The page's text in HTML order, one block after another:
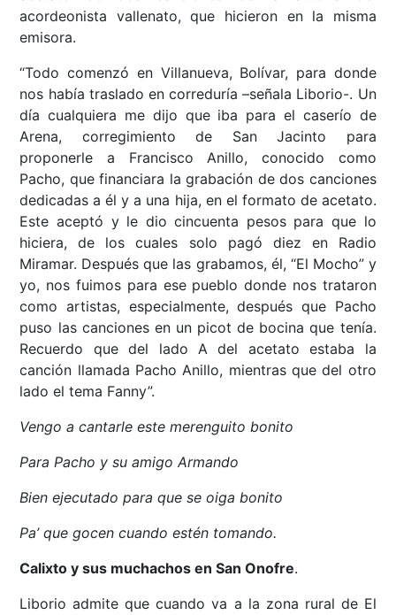
acordeonista vallenato, que hicieron en la misma
emisora.
“Todo comenzó en Villanueva, Bolívar, para donde
nos había traslado en correduría –señala Liborio-. Un
día cualquiera me dijo que iba para el caserío de
Arena, corregimiento de San Jacinto para
proponerle a Francisco Anillo, conocido como
Pacho, que financiara la grabación de dos canciones
dedicadas a él y a una hija, en el formato de acetato.
Este aceptó y le dio cincuenta pesos para que lo
hiciera, de los cuales solo pagó diez en Radio
Miramar. Después que las grabamos, él, “El Mocho” y
yo, nos fuimos para ese pueblo donde nos trataron
como artistas, especialmente, después que Pacho
puso las canciones en un picot de bocina que tenía.
Recuerdo que del lado A del acetato estaba la
canción llamada Pacho Anillo, mientras que del otro
lado el tema Fanny”.
Vengo a cantarle este merenguito bonito
Para Pacho y su amigo Armando
Bien ejecutado para que se oiga bonito
Pa’ que gocen cuando estén tomando.
Calixto y sus muchachos en San Onofre.
Liborio admite que cuando va a la zona rural de El